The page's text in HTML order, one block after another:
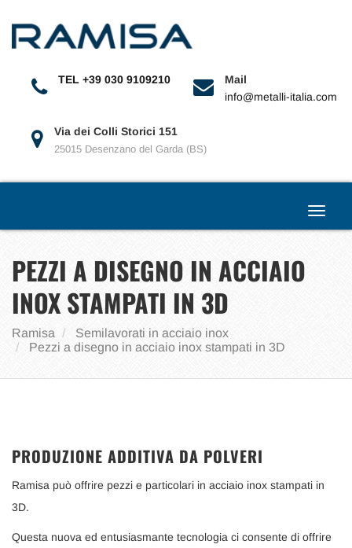
TEL +39 030 9109210
Mail
info@metalli-italia.com
Via dei Colli Storici 151
25015 Desenzano del Garda (BS)
Toggle
PEZZI A DISEGNO IN ACCIAIO
INOX STAMPATI IN 3D
Ramisa
Semilavorati in acciaio inox
Pezzi a disegno in acciaio inox stampati in 3D
PRODUZIONE ADDITIVA DA POLVERI
Ramisa può offrire pezzi e particolari in acciaio inox stampati in
3D.
Questa nuova ed entusiasmante tecnologia ci consente di offrire